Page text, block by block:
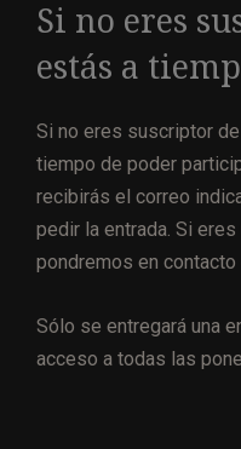
Si no eres
estás a
Si no eres suscriptor
tiempo de poder
recibirás el correo
pedir la entrada. Si
pondremos en contacto
Sólo se entregará una
acceso a todas las